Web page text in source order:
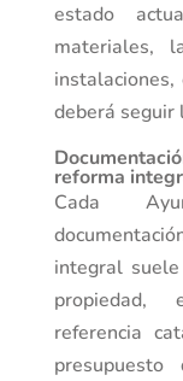
estado
materiales,
deberá seguir
reforma
Cada
integral
propiedad,
referencia